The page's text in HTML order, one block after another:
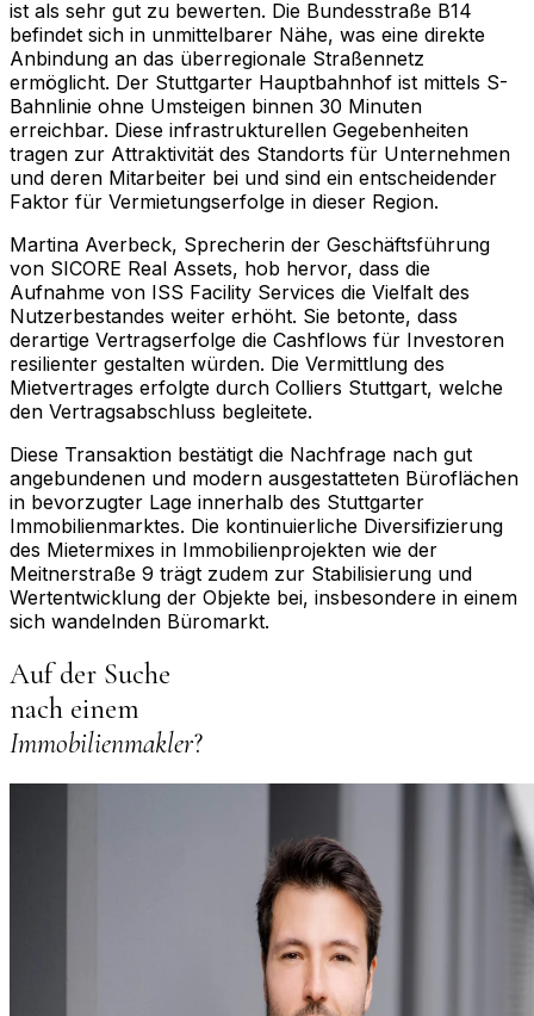
ist als sehr gut zu bewerten. Die Bundesstraße B14
befindet sich in unmittelbarer Nähe, was eine direkte
Anbindung an das überregionale Straßennetz
ermöglicht. Der Stuttgarter Hauptbahnhof ist mittels S-
Bahnlinie ohne Umsteigen binnen 30 Minuten
erreichbar. Diese infrastrukturellen Gegebenheiten
tragen zur Attraktivität des Standorts für Unternehmen
und deren Mitarbeiter bei und sind ein entscheidender
Faktor für Vermietungserfolge in dieser Region.
Martina Averbeck, Sprecherin der Geschäftsführung
von SICORE Real Assets, hob hervor, dass die
Aufnahme von ISS Facility Services die Vielfalt des
Nutzerbestandes weiter erhöht. Sie betonte, dass
derartige Vertragserfolge die Cashflows für Investoren
resilienter gestalten würden. Die Vermittlung des
Mietvertrages erfolgte durch Colliers Stuttgart, welche
den Vertragsabschluss begleitete.
Diese Transaktion bestätigt die Nachfrage nach gut
angebundenen und modern ausgestatteten Büroflächen
in bevorzugter Lage innerhalb des Stuttgarter
Immobilienmarktes. Die kontinuierliche Diversifizierung
des Mietermixes in Immobilienprojekten wie der
Meitnerstraße 9 trägt zudem zur Stabilisierung und
Wertentwicklung der Objekte bei, insbesondere in einem
sich wandelnden Büromarkt.
Auf der Suche
nach einem
Immobilienmakler?